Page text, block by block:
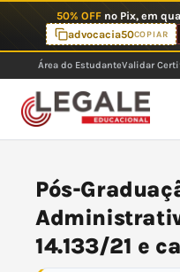
o
conteúdo
50% OFFno Pix, em
advocacia50COPIAR
Área do EstudanteValidar
Pós-
14.133/21 e